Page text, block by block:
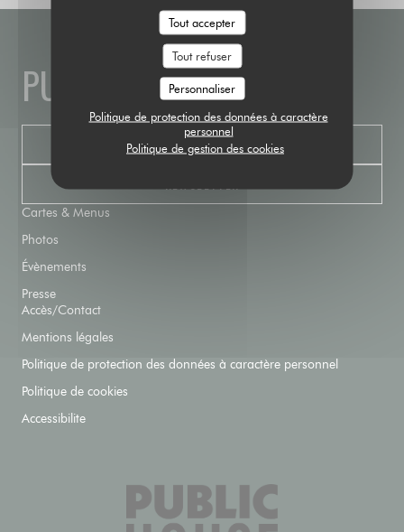
Tout accepter
Tout refuser
Personnaliser
Politique de protection des données à caractère
personnel
Politique de gestion des cookies
PUBLIC HOUSE
RÉSERVER
Cartes & Menus
Photos
Évènements
Presse
Accès/Contact
Mentions légales
Politique de protection des données à caractère personnel
Politique de cookies
Accessibilite